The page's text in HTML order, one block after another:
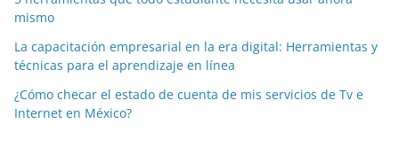
mismo
La capacitación empresarial en la era digital: Herramientas y
técnicas para el aprendizaje en línea
¿Cómo checar el estado de cuenta de mis servicios de Tv e
Internet en México?